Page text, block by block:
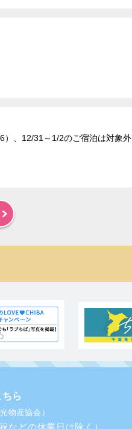
）、12/31～1/2のご宿泊は対象外
ら
物産協会）